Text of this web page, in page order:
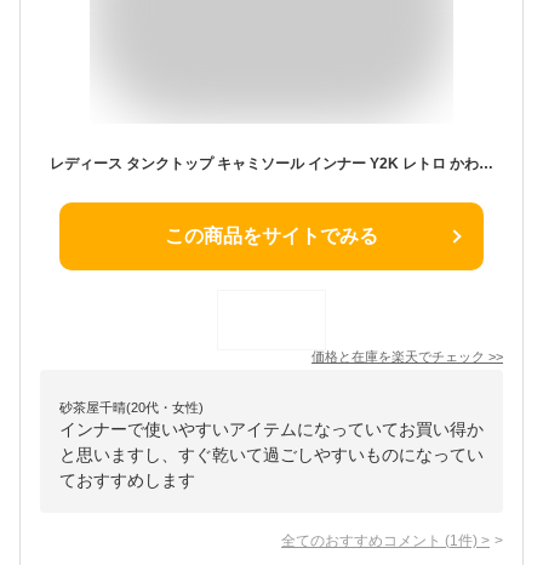
レディース タンクトップ キャミソール インナー Y2K レトロ かわいい おしゃれ ベージュ 黒 カップ付き かわいい 下着 トップス 春夏 カットソー ホルターネック バック 速乾 服 見せる 薄い 韓国 襟深め コットン 女の子 クロップド ショート丈
この商品をサイトでみる
価格と在庫を楽天でチェック >>
砂茶屋千晴(20代・女性)
インナーで使いやすいアイテムになっていてお買い得か
と思いますし、すぐ乾いて過ごしやすいものになってい
ておすすめします
全てのおすすめコメント (1 件) >